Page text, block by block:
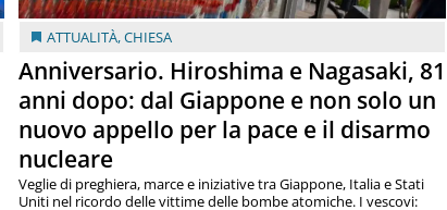
ATTUALITÀ,CHIESA
Anniversario. Hiroshima e Nagasaki, 81
anni dopo: dal Giappone e non solo un
nuovo appello per la pace e il disarmo
nucleare
Veglie di preghiera, marce e iniziative tra Giappone, Italia e Stati
Uniti nel ricordo delle vittime delle bombe atomiche. I vescovi: